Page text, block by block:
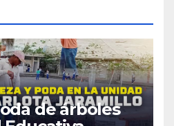
de árboles